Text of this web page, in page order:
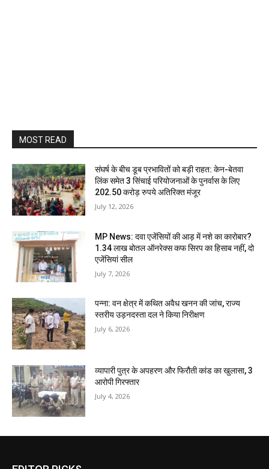
MOST READ
संघर्ष के बीच डूब प्रभावितों को बड़ी राहत: केन-बेतवा
लिंक समेत 3 सिंचाई परियोजनाओं के पुनर्वास के लिए
202.50 करोड़ रुपये अतिरिक्त मंजूर
July 12, 2026
MP News: दवा एजेंसियों की आड़ में नशे का कारोबार?
1.34 लाख बोतल ऑनरेक्स कफ सिरप का हिसाब नहीं, दो
एजेंसियां सील
July 7, 2026
पन्ना: वन क्षेत्र में कथित अवैध खनन की जांच, राज्य
स्तरीय उड़नदस्ता दल ने किया निरीक्षण
July 6, 2026
व्यापारी पुत्र के अपहरण और फिरौती कांड का खुलासा, 3
आरोपी गिरफ्तार
July 4, 2026